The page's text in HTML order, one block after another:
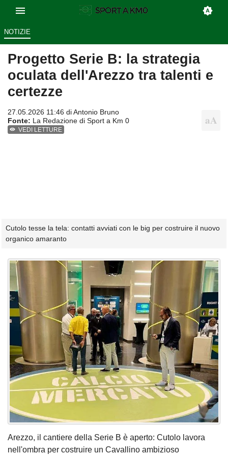
NOTIZIE
Progetto Serie B: la strategia
oculata dell'Arezzo tra talenti e
certezze
27.05.2026 11:46 diAntonio Bruno
Fonte: La Redazione di Sport a Km 0
VEDI LETTURE
Cutolo tesse la tela: contatti avviati con le big per costruire il nuovo
organico amaranto
Arezzo, il cantiere della Serie B è aperto: Cutolo lavora
nell'ombra per costruire un Cavallino ambizioso